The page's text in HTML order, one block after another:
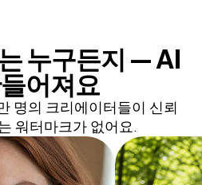
누구든지 — AI
어져요
명의 크리에이터들이 신뢰
워터마크가 없어요.